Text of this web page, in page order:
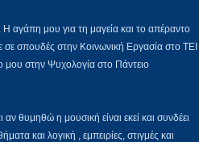
αγάπη μου για τη μαγεία και το απέραντο
σπουδές στην Κοινωνική Εργασία στο ΤΕΙ
μου στην Ψυχολογία στο Πάντειο
θυμηθώ η μουσική είναι εκεί και συνδέει
και λογική , εμπειρίες, στιγμές και